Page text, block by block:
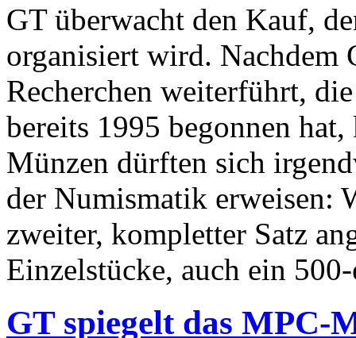
GT überwacht den Kauf,
organisiert wird. Nachdem
Recherchen weiterführt,
bereits 1995 begonnen
Münzen dürften sich
der Numismatik erweisen:
zweiter, kompletter Satz
Einzelstücke, auch ein
GT spiegelt das MPC-